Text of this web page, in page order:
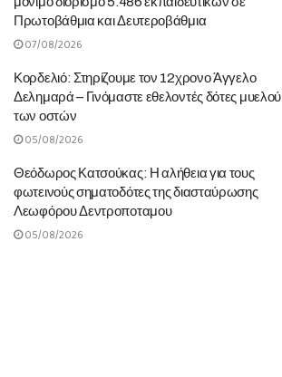
Πρωτοβάθμια και Δευτεροβάθμια
07/08/2026
Κορδελιό: Στηρίζουμε τον 12χρονο Άγγελο
Δελημαρά – Γινόμαστε εθελοντές δότες μυελού
των οστών
05/08/2026
Θεόδωρος Κατσούκας: Η αλήθεια για τους
φωτεινούς σηματοδότες της διασταύρωσης
Λεωφόρου Δεντροποταμου
05/08/2026